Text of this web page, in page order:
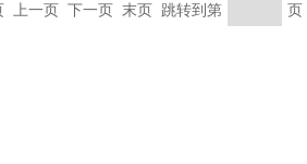
上一页 下一页 末页 跳转到第 页